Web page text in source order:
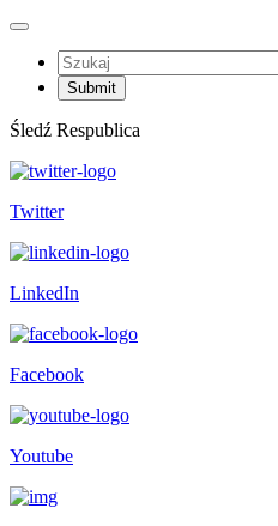
Śledź Respublica
Twitter
LinkedIn
Facebook
Youtube